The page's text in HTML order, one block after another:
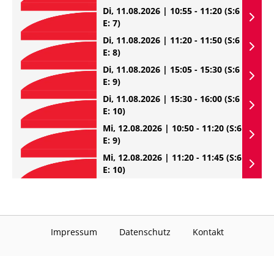
Di, 11.08.2026 | 10:55 - 11:20 (S:6
E: 7)
Di, 11.08.2026 | 11:20 - 11:50 (S:6
E: 8)
Di, 11.08.2026 | 15:05 - 15:30 (S:6
E: 9)
Di, 11.08.2026 | 15:30 - 16:00 (S:6
E: 10)
Mi, 12.08.2026 | 10:50 - 11:20 (S:6
E: 9)
Mi, 12.08.2026 | 11:20 - 11:45 (S:6
E: 10)
Impressum Datenschutz Kontakt